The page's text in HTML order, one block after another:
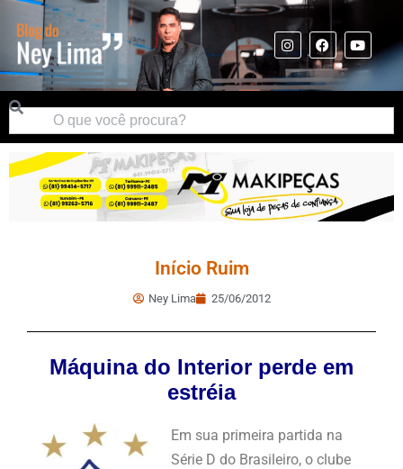
Início Ruim
Ney Lima 25/06/2012
Máquina do Interior perde em
estréia
Em sua primeira partida na
Série D do Brasileiro, o clube